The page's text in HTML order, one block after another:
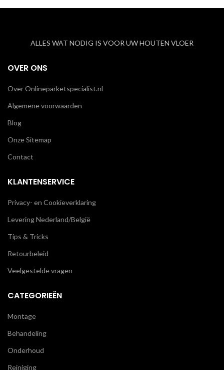
ALLES WAT NODIG IS VOOR UW HOUTEN VLOER
OVER ONS
Over Onlineparketspecialist.nl
Algemene voorwaarden
Blog
Onze Sitemap
Contact
KLANTENSERVICE
Privacy- en Cookieverklaring
Levering Nederland/België
Tips & Tricks
Retourbeleid
Veelgestelde vragen
CATEGORIEËN
Montage
Behandeling
Onderhoud
Reiniging